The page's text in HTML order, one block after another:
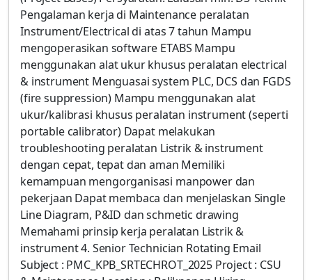
Pengalaman kerja di Maintenance peralatan
Instrument/Electrical di atas 7 tahun Mampu
mengoperasikan software ETABS Mampu
menggunakan alat ukur khusus peralatan electrical
& instrument Menguasai system PLC, DCS dan FGDS
(fire suppression) Mampu menggunakan alat
ukur/kalibrasi khusus peralatan instrument (seperti
portable calibrator) Dapat melakukan
troubleshooting peralatan Listrik & instrument
dengan cepat, tepat dan aman Memiliki
kemampuan mengorganisasi manpower dan
pekerjaan Dapat membaca dan menjelaskan Single
Line Diagram, P&ID dan schmetic drawing
Memahami prinsip kerja peralatan Listrik &
instrument 4. Senior Technician Rotating Email
Subject : PMC_KPB_SRTECHROT_2025 Project : CSU